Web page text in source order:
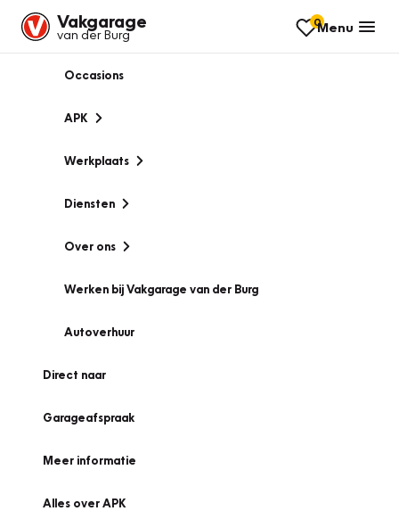
Vakgarage
van der Burg
0Menu
Occasions
APK
Werkplaats
Diensten
Over ons
Werken bij Vakgarage van der Burg
Autoverhuur
Direct naar
Garageafspraak
Meer informatie
Alles over APK